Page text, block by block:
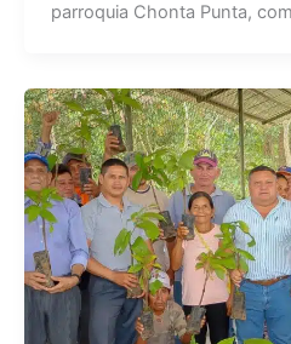
parroquia Chonta Punta,